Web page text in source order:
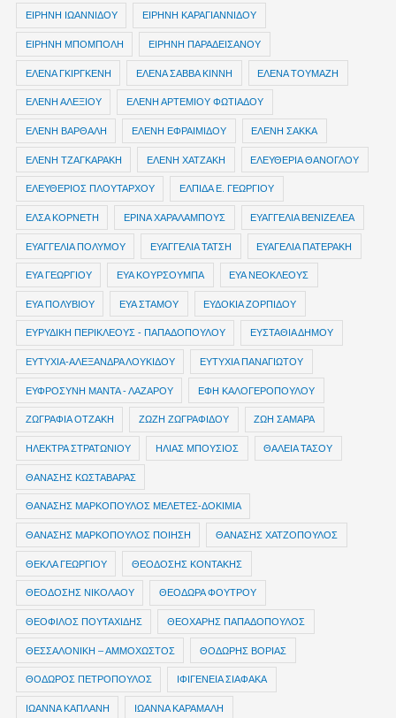
ΕΙΡΗΝΗ ΙΩΑΝΝΙΔΟΥ ΕΙΡΗΝΗ ΚΑΡΑΓΙΑΝΝΙΔΟΥ
ΕΙΡΗΝΗ ΜΠΟΜΠΟΛΗ ΕΙΡΗΝΗ ΠΑΡΑΔΕΙΣΑΝΟΥ
ΕΛΕΝΑ ΓΚΙΡΓΚΕΝΗ ΕΛΕΝΑ ΣΑΒΒΑ ΚΙΝΝΗ ΕΛΕΝΑ ΤΟΥΜΑΖΗ
ΕΛΕΝΗ ΑΛΕΞΙΟΥ ΕΛΕΝΗ ΑΡΤΕΜΙΟΥ ΦΩΤΙΑΔΟΥ
ΕΛΕΝΗ ΒΑΡΘΑΛΗ ΕΛΕΝΗ ΕΦΡΑΙΜΙΔΟΥ ΕΛΕΝΗ ΣΑΚΚΑ
ΕΛΕΝΗ ΤΖΑΓΚΑΡΑΚΗ ΕΛΕΝΗ ΧΑΤΖΑΚΗ ΕΛΕΥΘΕΡΙΑ ΘΑΝΟΓΛΟΥ
ΕΛΕΥΘΕΡΙΟΣ ΠΛΟΥΤΑΡΧΟΥ ΕΛΠΙΔΑ Ε. ΓΕΩΡΓΙΟΥ
ΕΛΣΑ ΚΟΡΝΕΤΗ ΕΡΙΝΑ ΧΑΡΑΛΑΜΠΟΥΣ ΕΥΑΓΓΕΛΙΑ ΒΕΝΙΖΕΛΕΑ
ΕΥΑΓΓΕΛΙΑ ΠΟΛΥΜΟΥ ΕΥΑΓΓΕΛΙΑ ΤΑΤΣΗ ΕΥΑΓΕΛΙΑ ΠΑΤΕΡΑΚΗ
ΕΥΑ ΓΕΩΡΓΙΟΥ ΕΥΑ ΚΟΥΡΣΟΥΜΠΑ ΕΥΑ ΝΕΟΚΛΕΟΥΣ
ΕΥΑ ΠΟΛΥΒΙΟΥ ΕΥΑ ΣΤΑΜΟΥ ΕΥΔΟΚΙΑ ΖΟΡΠΙΔΟΥ
ΕΥΡΥΔΙΚΗ ΠΕΡΙΚΛΕΟΥΣ - ΠΑΠΑΔΟΠΟΥΛΟΥ ΕΥΣΤΑΘΙΑ ΔΗΜΟΥ
ΕΥΤΥΧΙΑ-ΑΛΕΞΑΝΔΡΑ ΛΟΥΚΙΔΟΥ ΕΥΤΥΧΙΑ ΠΑΝΑΓΙΩΤΟΥ
ΕΥΦΡΟΣΥΝΗ ΜΑΝΤΑ - ΛΑΖΑΡΟΥ ΕΦΗ ΚΑΛΟΓΕΡΟΠΟΥΛΟΥ
ΖΩΓΡΑΦΙΑ ΟΤΖΑΚΗ ΖΩΖΗ ΖΩΓΡΑΦΙΔΟΥ ΖΩΗ ΣΑΜΑΡΑ
ΗΛΕΚΤΡΑ ΣΤΡΑΤΩΝΙΟΥ ΗΛΙΑΣ ΜΠΟΥΣΙΟΣ ΘΑΛΕΙΑ ΤΑΣΟΥ
ΘΑΝΑΣΗΣ ΚΩΣΤΑΒΑΡΑΣ
ΘΑΝΑΣΗΣ ΜΑΡΚΟΠΟΥΛΟΣ ΜΕΛΕΤΕΣ-ΔΟΚΙΜΙΑ
ΘΑΝΑΣΗΣ ΜΑΡΚΟΠΟΥΛΟΣ ΠΟΙΗΣΗ ΘΑΝΑΣΗΣ ΧΑΤΖΟΠΟΥΛΟΣ
ΘΕΚΛΑ ΓΕΩΡΓΙΟΥ ΘΕΟΔΟΣΗΣ ΚΟΝΤΑΚΗΣ
ΘΕΟΔΟΣΗΣ ΝΙΚΟΛΑΟΥ ΘΕΟΔΩΡΑ ΦΟΥΤΡΟΥ
ΘΕΟΦΙΛΟΣ ΠΟΥΤΑΧΙΔΗΣ ΘΕΟΧΑΡΗΣ ΠΑΠΑΔΟΠΟΥΛΟΣ
ΘΕΣΣΑΛΟΝΙΚΗ – ΑΜΜΟΧΩΣΤΟΣ ΘΟΔΩΡΗΣ ΒΟΡΙΑΣ
ΘΟΔΩΡΟΣ ΠΕΤΡΟΠΟΥΛΟΣ ΙΦΙΓΕΝΕΙΑ ΣΙΑΦΑΚΑ
ΙΩΑΝΝΑ ΚΑΠΛΑΝΗ ΙΩΑΝΝΑ ΚΑΡΑΜΑΛΗ